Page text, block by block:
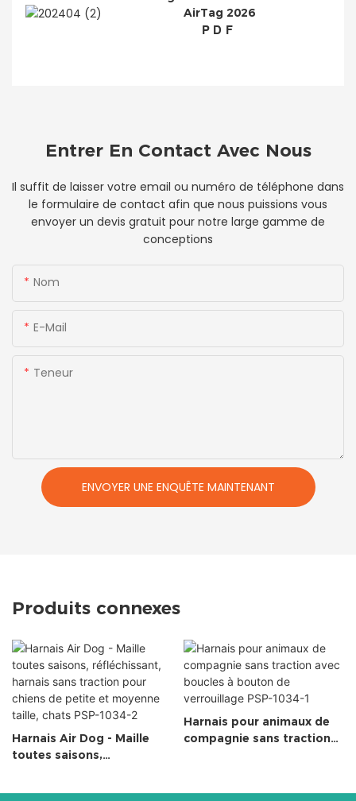
AirTag 2026
PDF
Entrer En Contact Avec Nous
Il suffit de laisser votre email ou numéro de téléphone dans
le formulaire de contact afin que nous puissions vous
envoyer un devis gratuit pour notre large gamme de
conceptions
Nom
E-Mail
Teneur
ENVOYER UNE ENQUÊTE MAINTENANT
Produits connexes
Harnais Air Dog - Maille
toutes saisons,
Harnais pour animaux de
compagnie sans traction